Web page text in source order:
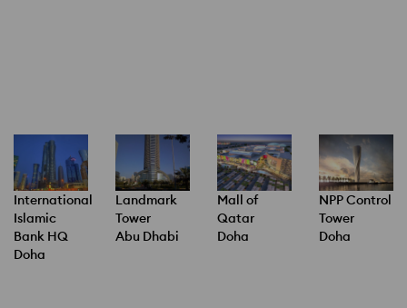
International
Islamic
Bank HQ
Doha
Landmark
Tower
Abu Dhabi
Mall of
Qatar
Doha
NPP Control
Tower
Doha